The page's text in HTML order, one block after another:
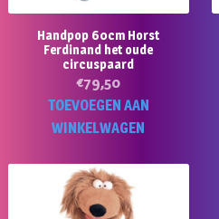
Handpop 60cm Horst
Ferdinand het oude
circuspaard
€79,50
TOEVOEGEN AAN
WINKELWAGEN